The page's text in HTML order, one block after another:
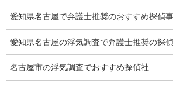
調査料金のご質問
調査員の人数（浮気調査）
調査プランのご依頼の割合
慰謝料の相場
愛知県名古屋で弁護士推奨のおすすめ探偵
愛知県名古屋の浮気調査で弁護士推奨の探
名古屋市の浮気調査でおすすめ探偵社